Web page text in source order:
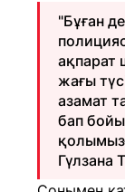
"Бұған
ақпарат
жағы
азамат
бап
Гүлзана